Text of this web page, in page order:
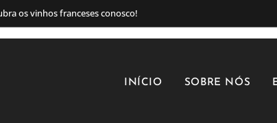
os vinhos franceses conosco!
INÍCIO SOBRE NÓS